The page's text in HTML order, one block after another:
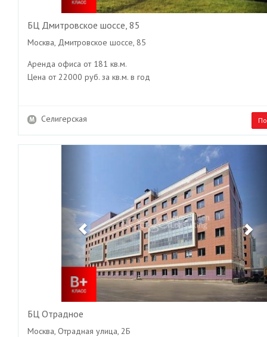
БЦ Дмитровское шоссе, 85
Москва, Дмитровское шоссе, 85
Аренда офиса от 181 кв.м.
Цена от 22000 руб. за кв.м. в год
Селигерская
БЦ Отрадное
Москва, Отрадная улица, 2Б